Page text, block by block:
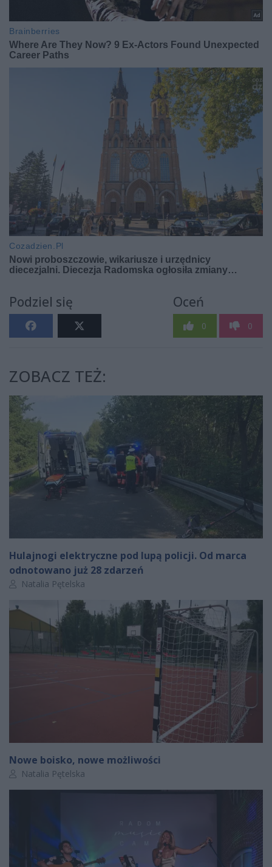
Podziel się Oceń
0 0
ZOBACZ TEŻ:
Hulajnogi elektryczne pod lupą policji. Od marca
odnotowano już 28 zdarzeń
Autor artykułu:
Natalia Pętelska
Nowe boisko, nowe możliwości
Autor artykułu:
Natalia Pętelska